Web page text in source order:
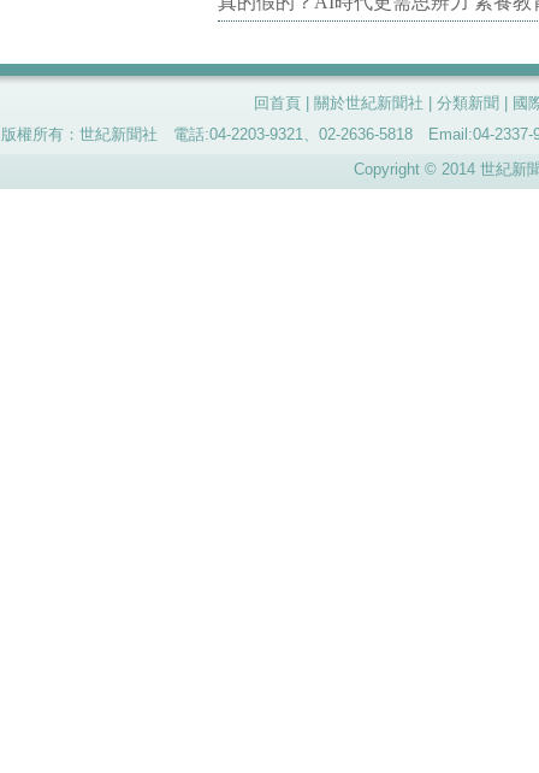
回首頁 關於世紀新聞社 分類新聞
國
版權所有：世紀新聞社 電話:04-2203-9321、02-2636-5818 Email:04-
Copyright © 2014 世紀新